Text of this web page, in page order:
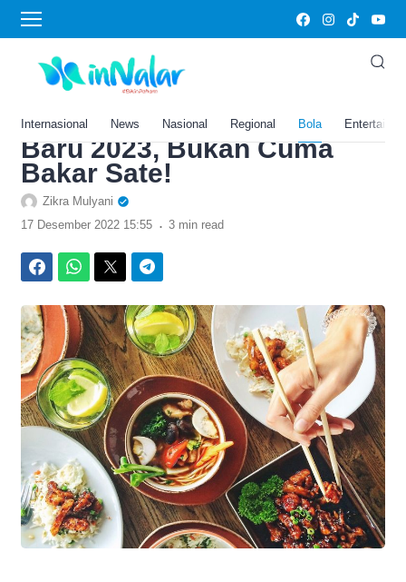
Internasional News Nasional Regional Bola
Home›Bola
Resep Masakan Sayap
Ayam Saus Barbeque untuk
Hidangan Spesial Tahun
Baru 2023, Bukan Cuma
Bakar Sate!
Zikra Mulyani
17 Desember 2022 15:55 . 3 min read